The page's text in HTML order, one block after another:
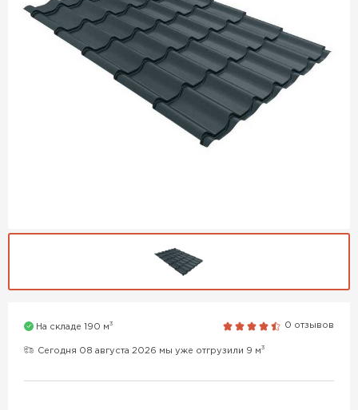
На складе 190 м3 0 отзывов
Сегодня 08 августа 2026 мы уже отгрузили 9 м3